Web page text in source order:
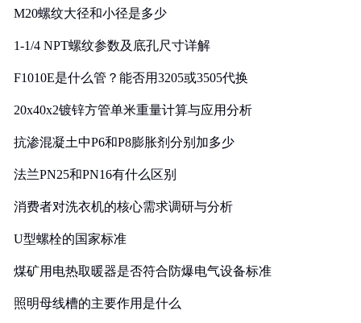
M20螺纹大径和小径是多少
1-1/4 NPT螺纹参数及底孔尺寸详解
F1010E是什么管？能否用3205或3505代换
20x40x2镀锌方管单米重量计算与应用分析
抗渗混凝土中P6和P8膨胀剂分别加多少
法兰PN25和PN16有什么区别
消费者对洗衣机的核心需求调研与分析
U型螺栓的国家标准
煤矿用电热取暖器是否符合防爆电气设备标准
照明母线槽的主要作用是什么